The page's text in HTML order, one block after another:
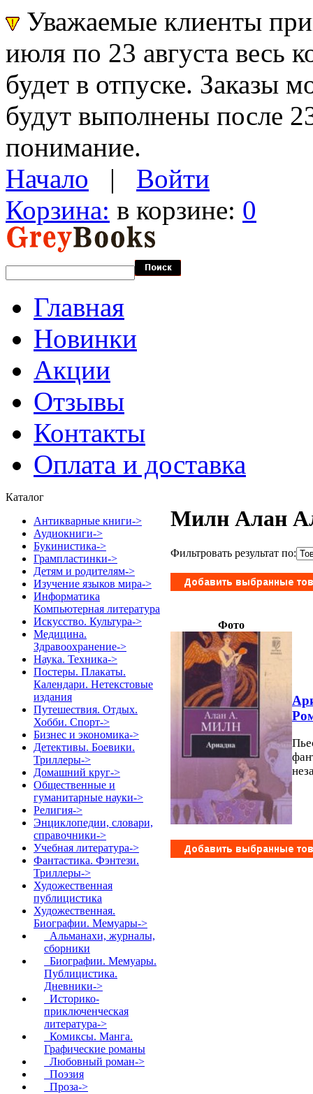
Уважаемые клиенты
июля по 23 августа весь
будет в отпуске. Заказы
будут выполнены после
понимание.
Начало | Войти
Корзина: в корзине: 0
Главная
Новинки
Акции
Отзывы
Контакты
Оплата и доставка
Каталог
Антикварные книги->
Аудиокниги->
Букинистика->
Грампластинки->
Детям и родителям->
Изучение языков мира->
Информатика
Компьютерная литература
Искусство. Культура->
Медицина.
Здравоохранение->
Наука. Техника->
Постеры. Плакаты.
Календари. Нетекстовые
издания
Путешествия. Отдых.
Хобби. Спорт->
Бизнес и экономика->
Детективы. Боевики.
Триллеры->
Домашний круг->
Общественные и
гуманитарные науки->
Религия->
Энциклопедии, словари,
справочники->
Учебная литература->
Фантастика. Фэнтези.
Триллеры->
Художественная
публицистика
Художественная.
Биографии. Мемуары->
Альманахи, журналы,
сборники
Биографии. Мемуары.
Публицистика.
Дневники->
Историко-
приключенческая
литература->
Комиксы. Манга.
Графические романы
Любовный роман->
Поэзия
Проза->
Милн Алан
Фильтровать результат по:
Фото